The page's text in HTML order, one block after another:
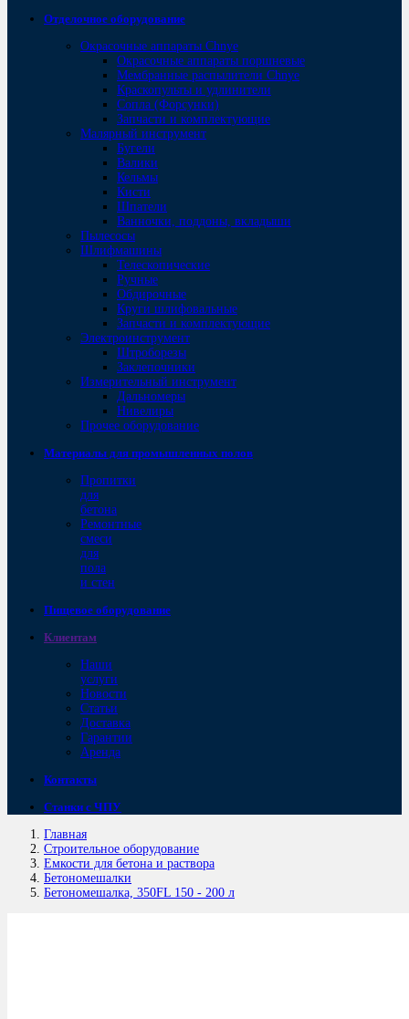
Отделочное оборудование
Окрасочные аппараты Chnye
Окрасочные аппараты поршневые
Мембранные распылители Chnye
Краскопульты и удлинители
Сопла (Форсунки)
Запчасти и комплектующие
Малярный инструмент
Бугели
Валики
Кельмы
Кисти
Шпатели
Ванночки, поддоны, вкладыши
Пылесосы
Шлифмашины
Телескопические
Ручные
Обдирочные
Круги шлифовальные
Запчасти и комплектующие
Электроинструмент
Штроборезы
Заклепочники
Измерительный инструмент
Дальномеры
Нивелиры
Прочее оборудование
Материалы для промышленных полов
Пропитки
для
бетона
Ремонтные
смеси
для
пола
и стен
Пищевое оборудование
Клиентам
Наши
услуги
Новости
Статьи
Доставка
Гарантии
Аренда
Контакты
Станки с ЧПУ
Главная
Строительное оборудование
Емкости для бетона и раствора
Бетономешалки
Бетономешалка, 350FL 150 - 200 л